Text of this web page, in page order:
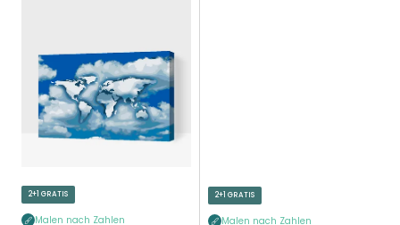
2+1 GRATIS
Malen nach Zahlen
2+1 GRATIS
Malen nach Zahlen